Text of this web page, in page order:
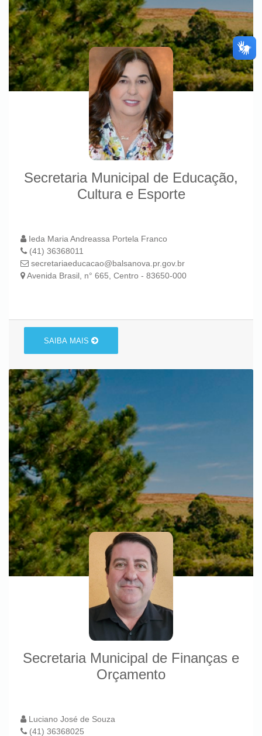
Secretaria Municipal de Educação,
Cultura e Esporte
Ieda Maria Andreassa Portela Franco
(41) 36368011
secretariaeducacao@balsanova.pr.gov.br
Avenida Brasil, n° 665, Centro - 83650-000
SAIBA MAIS
Secretaria Municipal de Finanças e
Orçamento
Luciano José de Souza
(41) 36368025